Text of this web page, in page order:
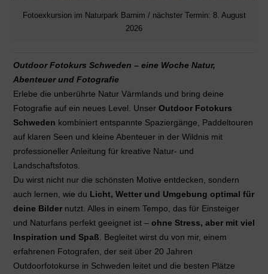
Fotoexkursion im Naturpark Barnim / nächster Termin: 8. August
2026
Outdoor Fotokurs Schweden – eine Woche Natur,
Abenteuer und Fotografie
Erlebe die unberührte Natur Värmlands und bring deine
Fotografie auf ein neues Level. Unser Outdoor Fotokurs
Schweden kombiniert entspannte Spaziergänge, Paddeltouren
auf klaren Seen und kleine Abenteuer in der Wildnis mit
professioneller Anleitung für kreative Natur- und
Landschaftsfotos.
Du wirst nicht nur die schönsten Motive entdecken, sondern
auch lernen, wie du Licht, Wetter und Umgebung optimal für
deine Bildernutzt. Alles in einem Tempo, das für Einsteiger
und Naturfans perfekt geeignet ist – ohne Stress, aber mit viel
Inspiration und Spaß . Begleitet wirst du von mir, einem
erfahrenen Fotografen, der seit über 20 Jahren
Outdoorfotokurse in Schweden leitet und die besten Plätze